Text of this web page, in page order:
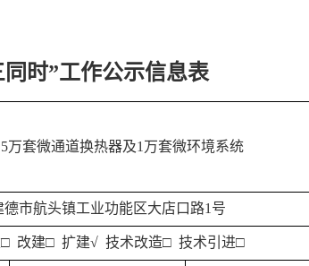
时”工作公示信息表
万套微通道换热器及1万套微环境系统
德市航头镇工业功能区大店口路1号
改建□ 扩建√ 技术改造□ 技术引进□